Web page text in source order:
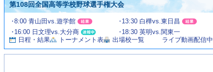
第108回全国高等学校野球選手権大会
試
合
情
報
8:00 青山田vs.遊学館
13:30 白樺vs.東日昌
16:00 日文理vs.大分商
18:30 英明vs.関東一
日程・結果
トーナメント表 出場校一覧 ライブ動画配信中
お
す